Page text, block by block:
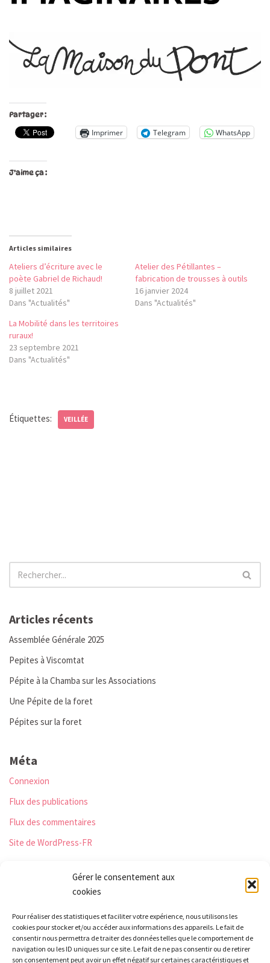
Gérer le consentement aux
cookies
Pour réaliser des statistiques et faciliter votre expérience, nous utilisons les
cookies pour stocker et/ou accéder aux informations des appareils. Le fait de
consentir nous permettra de traiter des données telles que le comportement de
navigation ou les ID uniques sur ce site. Le fait de ne pas consentir ou de retirer
son consentement peut avoir un effet négatif sur certaines caractéristiques et
Partager :
Imprimer Telegram WhatsApp
J’aime ça :
Articles similaires
Ateliers d’écriture avec le
poète Gabriel de Richaud!
8 juillet 2021
Dans "Actualités"
Atelier des Pétillantes –
fabrication de trousses à outils
16 janvier 2024
Dans "Actualités"
La Mobilité dans les territoires
ruraux!
23 septembre 2021
Dans "Actualités"
Étiquettes: VEILLÉE
Articles récents
Assemblée Générale 2025
Pepites à Viscomtat
Pépite à la Chamba sur les Associations
Une Pépite de la foret
Pépites sur la foret
Méta
Connexion
Flux des publications
Flux des commentaires
Site de WordPress-FR
Le Relais
21 rue Peurière
42440 Noirétable